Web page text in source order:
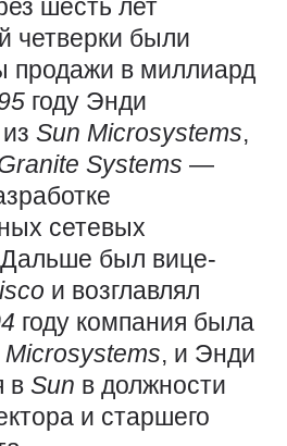
шесть лет
четверки были
продажи в миллиард
году Энди
Sun Microsystems,
Systems —
сетевых
был вице-
и возглавлял
году компания была
Microsystems, и Энди
в Sun в должности
и старшего